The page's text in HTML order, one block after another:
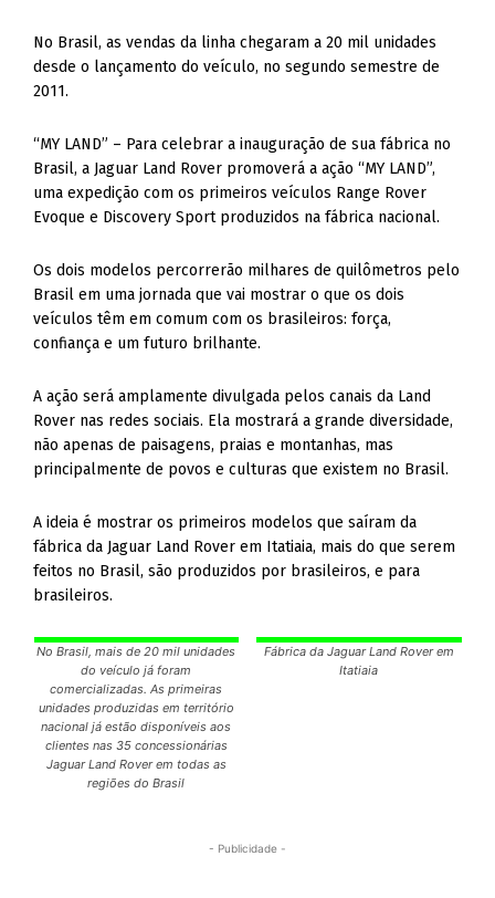
No Brasil, as vendas da linha chegaram a 20 mil unidades
desde o lançamento do veículo, no segundo semestre de
2011.
“MY LAND” – Para celebrar a inauguração de sua fábrica no
Brasil, a Jaguar Land Rover promoverá a ação “MY LAND”,
uma expedição com os primeiros veículos Range Rover
Evoque e Discovery Sport produzidos na fábrica nacional.
Os dois modelos percorrerão milhares de quilômetros pelo
Brasil em uma jornada que vai mostrar o que os dois
veículos têm em comum com os brasileiros: força,
confiança e um futuro brilhante.
A ação será amplamente divulgada pelos canais da Land
Rover nas redes sociais. Ela mostrará a grande diversidade,
não apenas de paisagens, praias e montanhas, mas
principalmente de povos e culturas que existem no Brasil.
A ideia é mostrar os primeiros modelos que saíram da
fábrica da Jaguar Land Rover em Itatiaia, mais do que serem
feitos no Brasil, são produzidos por brasileiros, e para
brasileiros.
No Brasil, mais de 20 mil unidades
do veículo já foram
comercializadas. As primeiras
unidades produzidas em território
nacional já estão disponíveis aos
clientes nas 35 concessionárias
Jaguar Land Rover em todas as
regiões do Brasil
Fábrica da Jaguar Land Rover em
Itatiaia
- Publicidade -